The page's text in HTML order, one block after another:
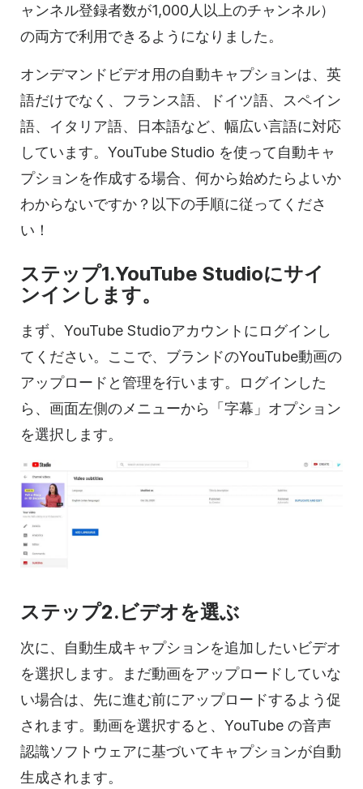
ャンネル登録者数が1,000人以上のチャンネル）
の両方で利用できるようになりました。
オンデマンドビデオ用の自動キャプションは、英
語だけでなく、フランス語、ドイツ語、スペイン
語、イタリア語、日本語など、幅広い言語に対応
しています。YouTube Studio を使って自動キャ
プションを作成する場合、何から始めたらよいか
わからないですか？以下の手順に従ってくださ
い！
ステップ1.YouTube Studioにサイ
ンインします。
まず、YouTube Studioアカウントにログインし
てください。ここで、ブランドのYouTube動画の
アップロードと管理を行います。ログインした
ら、画面左側のメニューから「字幕」オプション
を選択します。
ステップ2.ビデオを選ぶ
次に、自動生成キャプションを追加したいビデオ
を選択します。まだ動画をアップロードしていな
い場合は、先に進む前にアップロードするよう促
されます。動画を選択すると、YouTube の音声
認識ソフトウェアに基づいてキャプションが自動
生成されます。